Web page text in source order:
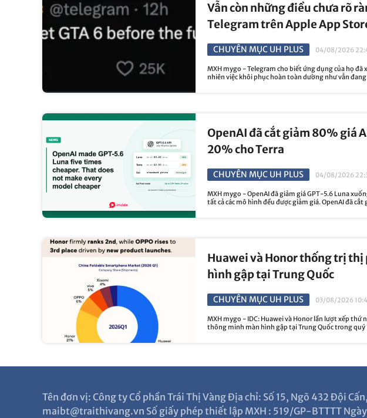
Vẫn còn những điều chưa rõ
Telegram trên Apple App
CHUYÊN MỤC UH PLUS 04/08/2026
MXH mygo - Telegram cho biết ứng dụng của họ
nhiên việc khôi phục hoàn toàn dường như vẫn đang
OpenAI đã cắt giảm 80% giá
20% cho Terra
CHUYÊN MỤC UH PLUS 04/08/2026
MXH mygo - OpenAI đã giảm giá GPT-5.6 Luna
tất cả các mô hình đều được giảm giá. OpenAI đã cắt
Huawei và Honor thống trị
hình gập tại Trung Quốc
CHUYÊN MỤC UH PLUS 03/08/2026
MXH mygo - IDC: Huawei và Honor lần lượt xếp
thông minh màn hình gập tại Trung Quốc trong quý
Tên đơn vị: Công ty Cổ phần Trái Thị Vàng Địa chỉ: Số 15, Ngõ 432 Đội
maibt@traithivang.vn Số giấy phép thiết lập MXH : 519/GP-BTTTT